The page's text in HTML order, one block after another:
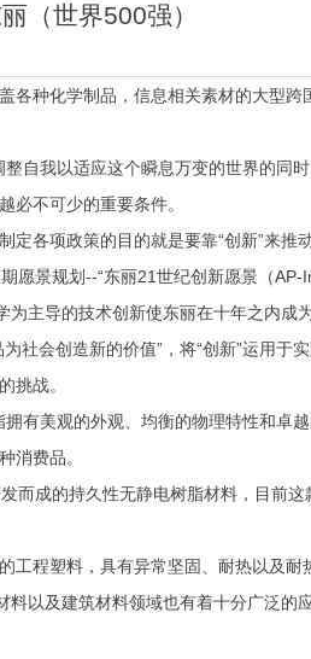
（世界500强）
各种化学制品，信息相关素材的大型跨
自我以适应这个瞬息万变的世界的同
必不可少的重要条件。
定各项政策的目的就是要靠“创新”来推
愿景规划--“东丽21世纪创新愿景（AP-
主导的技术创新使东丽在十年之内成
社会创造新的价值”，将“创新”运用于
挑战。
有美观的外观、均衡的物理特性和卓
消费品。
而成的持久性无静电树脂材料，目前
程塑料，具有异常坚固、耐热以及耐
以及建筑材料领域也有着十分广泛的